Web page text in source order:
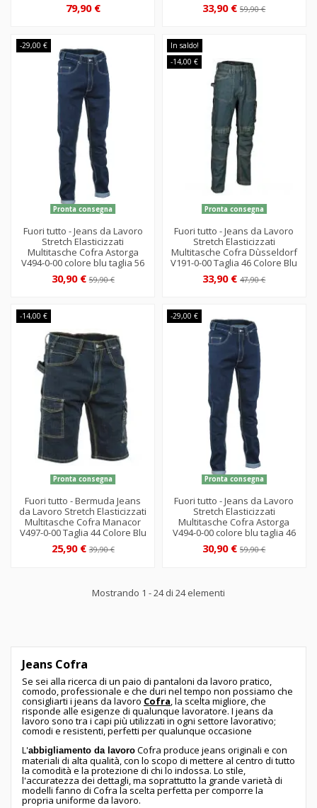
79,90 € 33,90 €59,90 €
-29,00 €
Pronta consegna
Fuori tutto - Jeans da Lavoro
Stretch Elasticizzati
Multitasche Cofra Astorga
V494-0-00 colore blu taglia 56
30,90 €59,90 €
In saldo!
-14,00 €
Pronta consegna
Fuori tutto - Jeans da Lavoro
Stretch Elasticizzati
Multitasche Cofra Dùsseldorf
V191-0-00 Taglia 46 Colore Blu
33,90 €47,90 €
-14,00 €
Pronta consegna
Fuori tutto - Bermuda Jeans
da Lavoro Stretch Elasticizzati
Multitasche Cofra Manacor
V497-0-00 Taglia 44 Colore Blu
25,90 €39,90 €
-29,00 €
Pronta consegna
Fuori tutto - Jeans da Lavoro
Stretch Elasticizzati
Multitasche Cofra Astorga
V494-0-00 colore blu taglia 46
30,90 €59,90 €
Mostrando 1 - 24 di 24 elementi
Jeans Cofra
Se sei alla ricerca di un paio di pantaloni da lavoro pratico,
comodo, professionale e che duri nel tempo non possiamo che
consigliarti i jeans da lavoro Cofra, la scelta migliore, che
risponde alle esigenze di qualunque lavoratore. I jeans da
lavoro sono tra i capi più utilizzati in ogni settore lavorativo;
comodi e resistenti, perfetti per qualunque occasione
L'abbigliamento da lavoro Cofra produce jeans originali e con
materiali di alta qualità, con lo scopo di mettere al centro di tutto
la comodità e la protezione di chi lo indossa. Lo stile,
l'accuratezza dei dettagli, ma soprattutto la grande varietà di
modelli fanno di Cofra la scelta perfetta per comporre la
propria uniforme da lavoro.